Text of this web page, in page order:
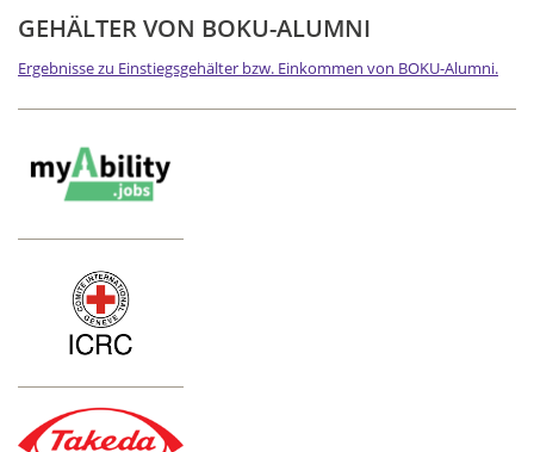
GEHÄLTER VON BOKU-ALUMNI
Ergebnisse zu Einstiegsgehälter bzw. Einkommen von BOKU-Alumni.